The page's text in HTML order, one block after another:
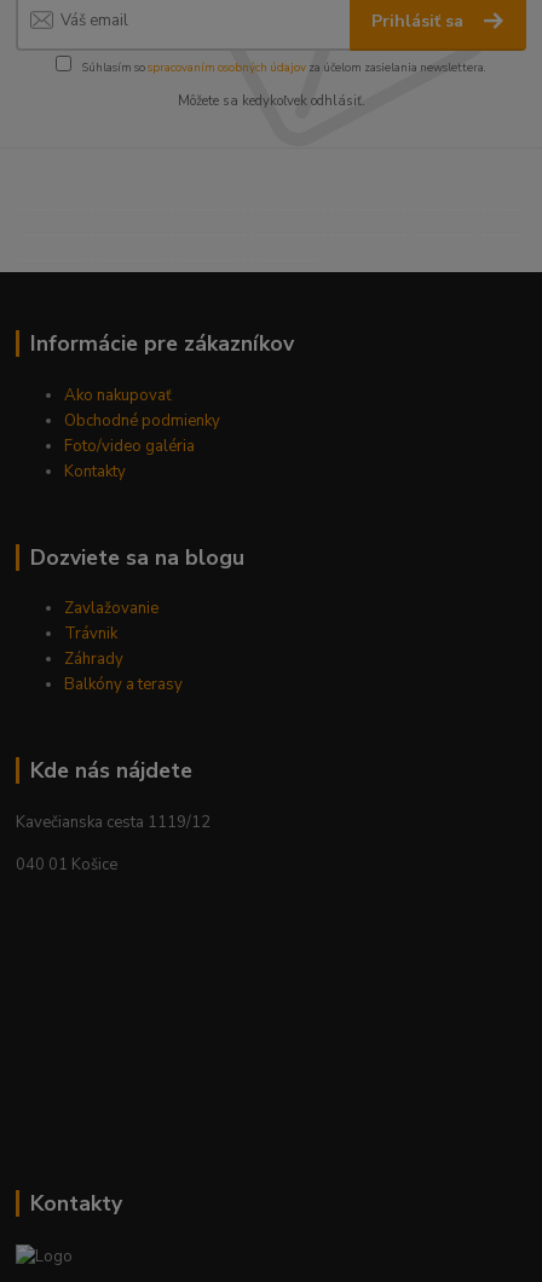
Prihlásiť sa
Súhlasím sospracovaním osobných údajov za účelom zasielania newslettera.
Môžete sa kedykoľvek odhlásiť.
Informácie pre zákazníkov
Ako nakupovať
Obchodné podmienky
Foto/video galéria
Kontakty
Dozviete sa na blogu
Zavlažovanie
Trávnik
Záhrady
Balkóny a terasy
Kde nás nájdete
Kavečianska cesta 1119/12
040 01 Košice
Kontakty